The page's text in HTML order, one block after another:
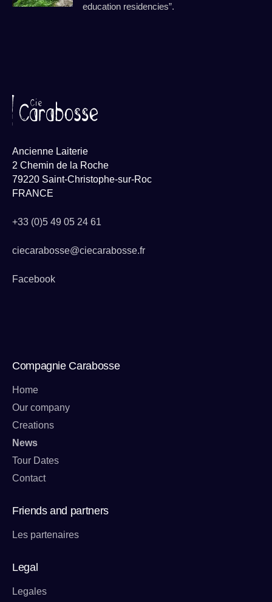
education residencies”.
Ancienne Laiterie
2 Chemin de la Roche
79220 Saint-Christophe-sur-Roc
FRANCE
+33 (0)5 49 05 24 61
ciecarabosse@ciecarabosse.fr
Facebook
Compagnie Carabosse
Home
Our company
Creations
News
Tour Dates
Contact
Friends and partners
Les partenaires
Legal
Legales